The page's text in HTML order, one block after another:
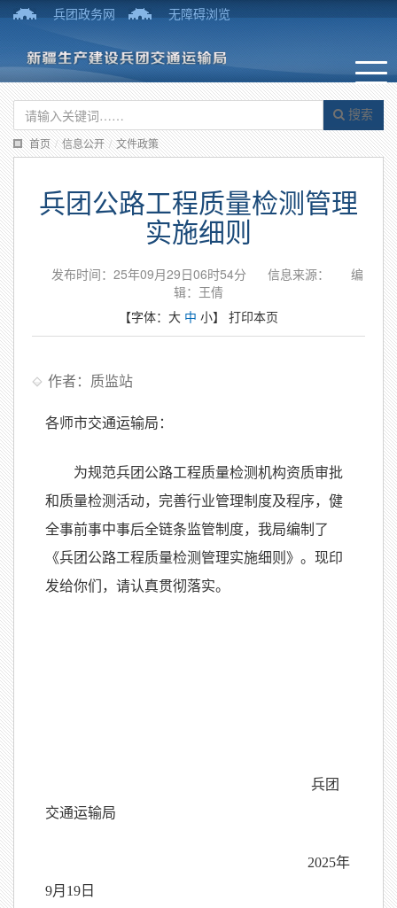
兵团政务网 无障碍浏览
搜索
首页 / 信息公开 / 文件政策
兵团公路工程质量检测管理
实施细则
发布时间：25年09月29日06时54分 信息来源：
编
辑：王倩
【字体： 大 中 小】 打印本页
作者：质监站
各师市交通运输局：
为规范兵团公路工程质量检测机构资质审批
和质量检测活动，完善行业管理制度及程序，健
全事前事中事后全链条监管制度，我局编制了
《兵团公路工程质量检测管理实施细则》。现印
发给你们，请认真贯彻落实。
兵团
交通运输局
2025年
9月19日